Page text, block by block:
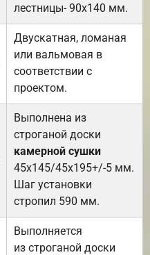
лестницы- 90х140 мм.
Двускатная, ломаная
или вальмовая в
соответствии с
проектом.
Выполнена из
строганой доски
камерной сушки
45х145/45х195+/-5 мм.
Шаг установки
стропил 590 мм.
Выполняется
из строганой доски